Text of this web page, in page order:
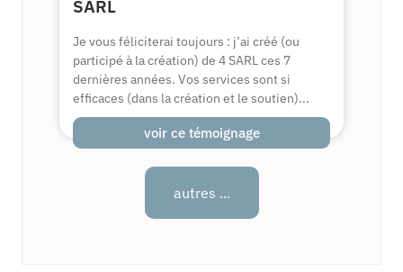
SARL
Je vous féliciterai toujours : j’ai créé (ou
participé à la création) de 4 SARL ces 7
dernières années. Vos services sont si
efficaces (dans la création et le soutien)...
voir ce témoignage
autres ...